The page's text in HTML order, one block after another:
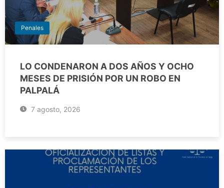
Penales
LO CONDENARON A DOS AÑOS Y OCHO
MESES DE PRISIÓN POR UN ROBO EN
PALPALÁ
7 agosto, 2026